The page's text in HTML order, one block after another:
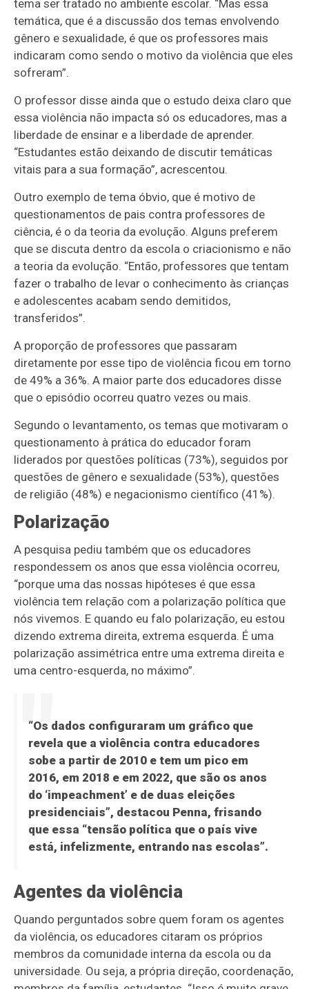
tema ser tratado no ambiente escolar. “Mas essa
temática, que é a discussão dos temas envolvendo
gênero e sexualidade, é que os professores mais
indicaram como sendo o motivo da violência que eles
sofreram”.
O professor disse ainda que o estudo deixa claro que
essa violência não impacta só os educadores, mas a
liberdade de ensinar e a liberdade de aprender.
“Estudantes estão deixando de discutir temáticas
vitais para a sua formação”, acrescentou.
Outro exemplo de tema óbvio, que é motivo de
questionamentos de pais contra professores de
ciência, é o da teoria da evolução. Alguns preferem
que se discuta dentro da escola o criacionismo e não
a teoria da evolução. “Então, professores que tentam
fazer o trabalho de levar o conhecimento às crianças
e adolescentes acabam sendo demitidos,
transferidos”.
A proporção de professores que passaram
diretamente por esse tipo de violência ficou em torno
de 49% a 36%. A maior parte dos educadores disse
que o episódio ocorreu quatro vezes ou mais.
Segundo o levantamento, os temas que motivaram o
questionamento à prática do educador foram
liderados por questões políticas (73%), seguidos por
questões de gênero e sexualidade (53%), questões
de religião (48%) e negacionismo científico (41%).
Polarização
A pesquisa pediu também que os educadores
respondessem os anos que essa violência ocorreu,
“porque uma das nossas hipóteses é que essa
violência tem relação com a polarização política que
nós vivemos. E quando eu falo polarização, eu estou
dizendo extrema direita, extrema esquerda. É uma
polarização assimétrica entre uma extrema direita e
uma centro-esquerda, no máximo”.
“Os dados configuraram um gráfico que
revela que a violência contra educadores
sobe a partir de 2010 e tem um pico em
2016, em 2018 e em 2022, que são os anos
do ‘impeachment’ e de duas eleições
presidenciais”, destacou Penna, frisando
que essa “tensão política que o país vive
está, infelizmente, entrando nas escolas”.
Agentes da violência
Quando perguntados sobre quem foram os agentes
da violência, os educadores citaram os próprios
membros da comunidade interna da escola ou da
universidade. Ou seja, a própria direção, coordenação,